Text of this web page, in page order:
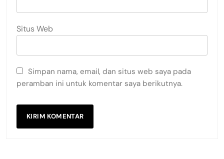
Situs Web
Simpan nama, email, dan situs web saya pada
peramban ini untuk komentar saya berikutnya.